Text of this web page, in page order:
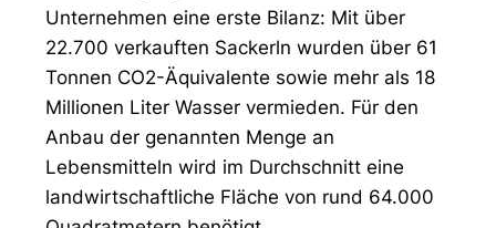
Unternehmen eine erste Bilanz: Mit über
22.700 verkauften Sackerln wurden über 61
Tonnen CO2-Äquivalente sowie mehr als 18
Millionen Liter Wasser vermieden. Für den
Anbau der genannten Menge an
Lebensmitteln wird im Durchschnitt eine
landwirtschaftliche Fläche von rund 64.000